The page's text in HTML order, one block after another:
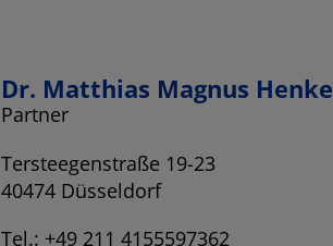
Dr. Matthias Magnus Henke
Partner
Tersteegenstraße 19-23
40474 Düsseldorf
Tel.: +49 211 4155597362